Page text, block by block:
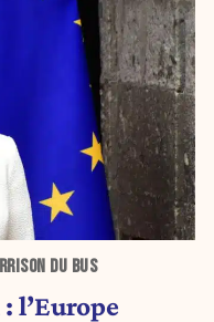
DU BUS
l’Europe